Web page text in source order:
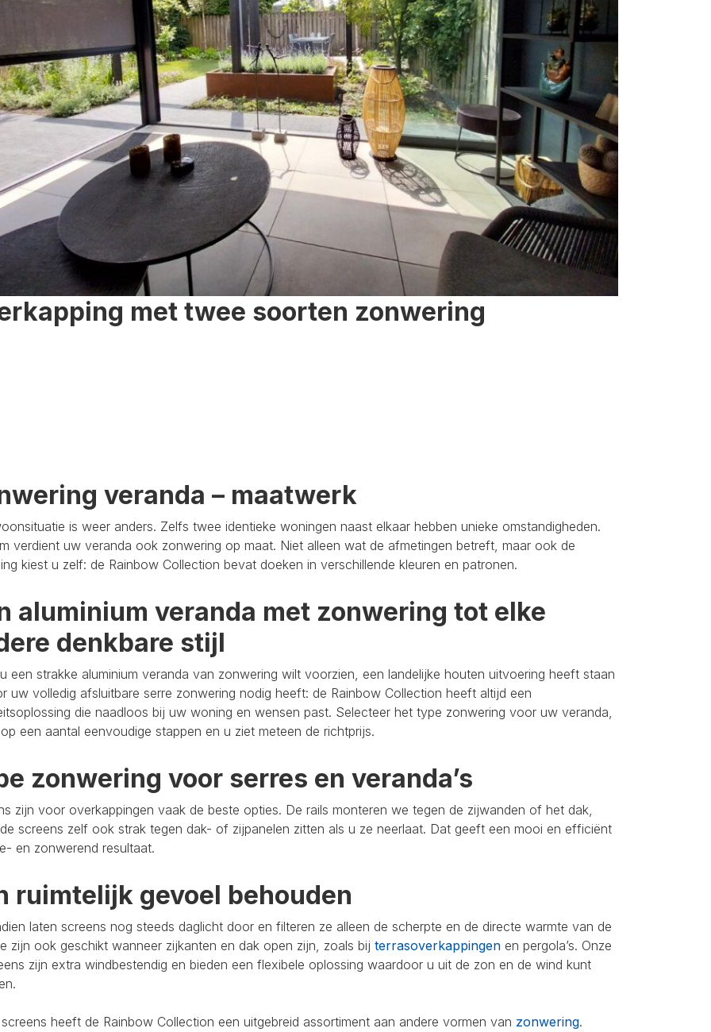
met twee soorten zonwering
veranda – maatwerk
is weer anders. Zelfs twee identieke woningen naast elkaar hebben unieke omstandigheden.
verdient uw veranda ook zonwering op maat. Niet alleen wat de afmetingen betreft, maar ook de
kiest u zelf: de Rainbow Collection bevat doeken in verschillende kleuren en patronen.
aluminium veranda met zonwering tot elke
denkbare stijl
een strakke aluminium veranda van zonwering wilt voorzien, een landelijke houten uitvoering heeft staan
uw volledig afsluitbare serre zonwering nodig heeft: de Rainbow Collection heeft altijd een
die naadloos bij uw woning en wensen past. Selecteer het type zonwering voor uw veranda,
een aantal eenvoudige stappen en u ziet meteen de richtprijs.
zonwering voor serres en veranda’s
zijn voor overkappingen vaak de beste opties. De rails monteren we tegen de zijwanden of het dak,
screens zelf ook strak tegen dak- of zijpanelen zitten als u ze neerlaat. Dat geeft een mooi en efficiënt
en zonwerend resultaat.
ruimtelijk gevoel behouden
laten screens nog steeds daglicht door en filteren ze alleen de scherpte en de directe warmte van de
zijn ook geschikt wanneer zijkanten en dak open zijn, zoals bij terrasoverkappingen en pergola’s. Onze
zijn extra windbestendig en bieden een flexibele oplossing waardoor u uit de zon en de wind kunt
heeft de Rainbow Collection een uitgebreid assortiment aan andere vormen van zonwering.